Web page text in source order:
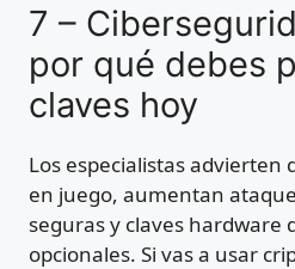
7 –
por qué debes
claves hoy
Los especialistas advierten
en juego, aumentan
seguras y claves hardware
opcionales. Si vas a usar